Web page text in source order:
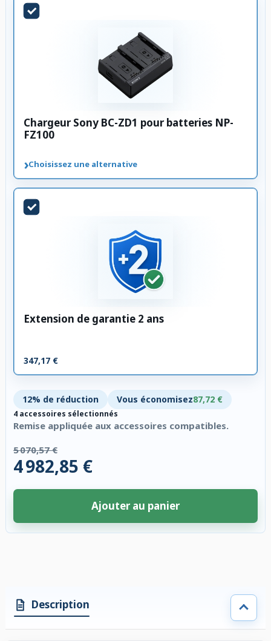
Chargeur Sony BC-ZD1 pour batteries NP-
FZ100
›Choisissez une alternative
Extension de garantie 2 ans
347,17 €
12% de réduction Vous économisez87,72 €
4 accessoires sélectionnés
Remise appliquée aux accessoires compatibles.
5 070,57 €
4 982,85 €
Ajouter au panier
Description